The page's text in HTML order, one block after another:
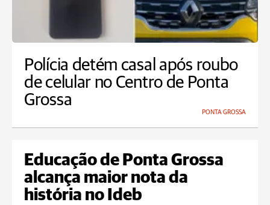
Polícia detém casal após roubo
de celular no Centro de Ponta
Grossa
PONTA GROSSA
Educação de Ponta Grossa
alcança maior nota da
história no Ideb